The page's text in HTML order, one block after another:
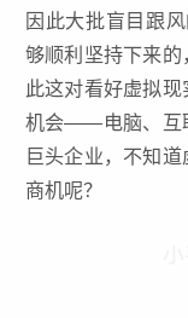
因此大批盲目跟
够顺利坚持下来
此这对看好虚拟现
机会——电脑、互
巨头企业，不知
商机呢？